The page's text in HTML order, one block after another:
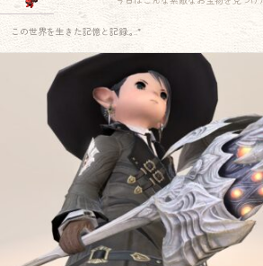
この世界を生きた記憶と記録.｡.:*